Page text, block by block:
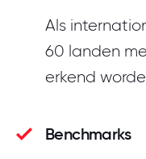
Als
60 landen
erkend
Benchmarks